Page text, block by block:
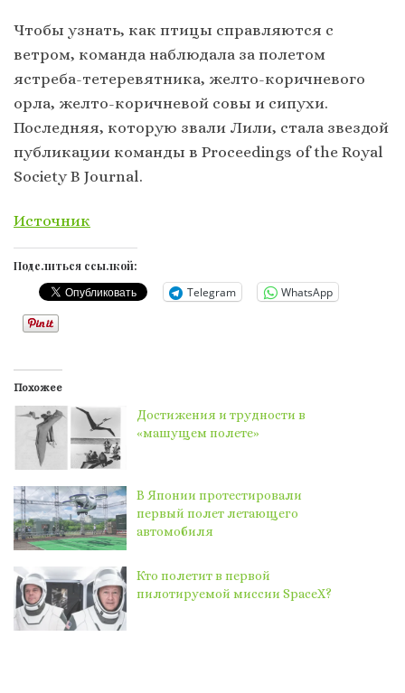
Чтобы узнать, как птицы справляются с
ветром, команда наблюдала за полетом
ястреба-тетеревятника, желто-коричневого
орла, желто-коричневой совы и сипухи.
Последняя, которую звали Лили, стала звездой
публикации команды в Proceedings of the Royal
Society B Journal.
Источник
Поделиться ссылкой:
Telegram WhatsApp
Похожее
Достижения и трудности в
«машущем полете»
В Японии протестировали
первый полет летающего
автомобиля
Кто полетит в первой
пилотируемой миссии SpaceX?